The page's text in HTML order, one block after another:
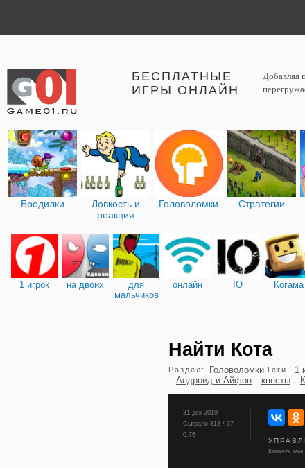
БЕСПЛАТНЫЕ
ИГРЫ ОНЛАЙН
Добавляя
Бродилки
Ловкость и
реакция
Головоломки Стратегии
1 игрок на двоих
для
мальчиков
онлайн IO Когама
Найти Кота
Раздел: Головоломки Теги: 1
Андроид и Айфон
квесты
31 дек 2019
Сыграли 813 / 37
0,76
Кликать